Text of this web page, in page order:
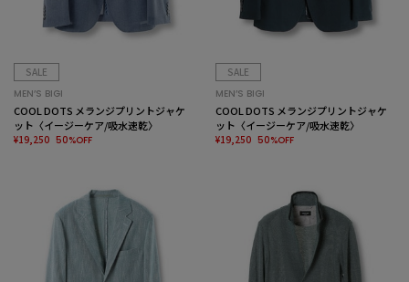
SALE
MEN’S BIGI
COOL DOTS メランジプリントジャケ
ット〈イージーケア/吸水速乾〉
¥19,250 50%OFF
SALE
MEN’S BIGI
COOL DOTS メランジプリントジャケ
ット〈イージーケア/吸水速乾〉
¥19,250 50%OFF